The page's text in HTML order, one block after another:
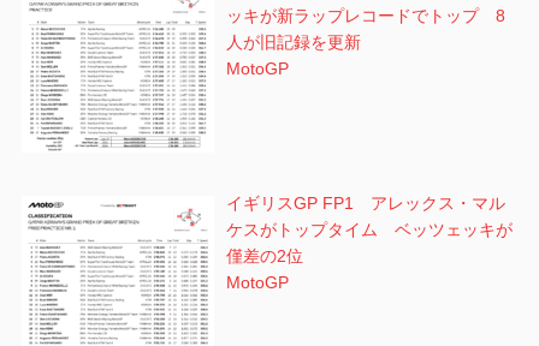
ッキが新ラップレコードでトップ 8
人が旧記録を更新
MotoGP
イギリスGP FP1 アレックス・マル
ケスがトップタイム ベッツェッキが
僅差の2位
MotoGP